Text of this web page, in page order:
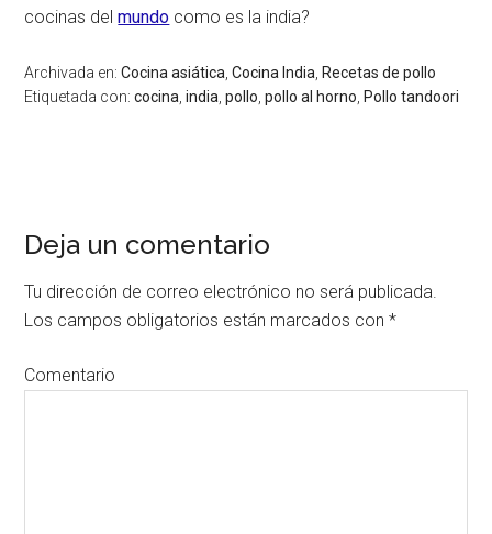
cocinas delmundo como es la india?
Archivada en:Cocina asiática ,Cocina India Recetas de pollo
Etiquetada con:cocina ,india ,pollo ,pollo al horno Pollo tandoori
del
lector
Deja un comentario
Tu dirección de correo electrónico no será publicada.
Los campos obligatorios están marcados con*
Comentario